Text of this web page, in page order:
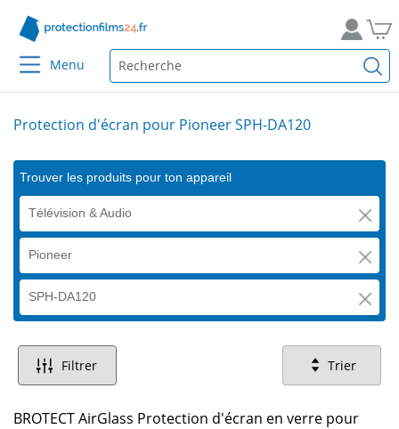
Menu
Protection d'écran pour Pioneer SPH-DA120
Trouver les produits pour ton appareil
Télévision & Audio
Pioneer
SPH-DA120
Filtrer Trier
BROTECT AirGlass Protection d'écran en verre pour